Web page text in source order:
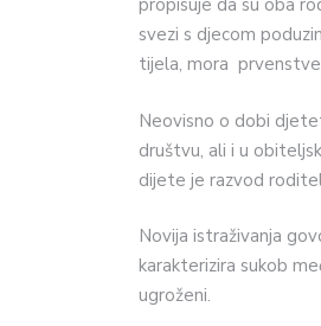
propisuje da su oba
svezi s djecom
tijela, mora
Neovisno o dobi
društvu, ali i u
dijete je razvod
Novija istraživanja
karakterizira sukob
ugroženi.